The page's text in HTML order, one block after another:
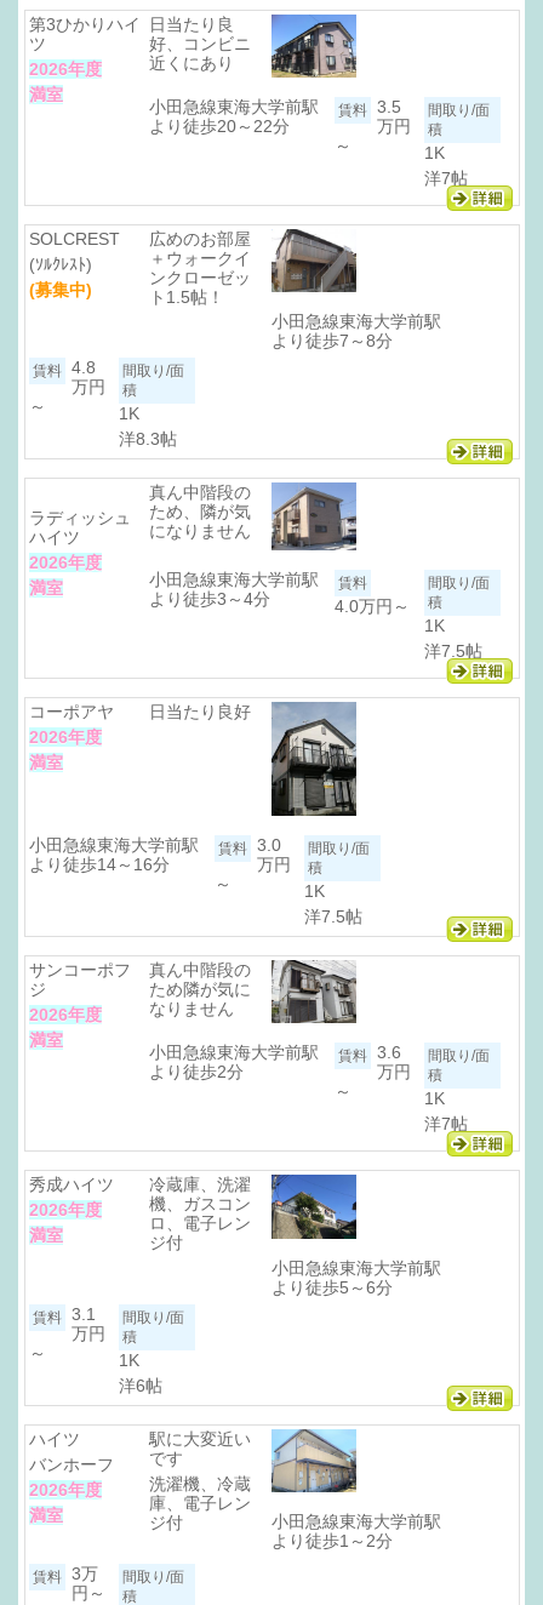
第3ひかりハイ
ツ
2026年度
満室
日当たり良
好、コンビニ
近くにあり
小田急線東海大学前駅
より徒歩20～22分
3.5
万円
～
1K
洋7帖
SOLCREST
(ｿﾙｸﾚｽﾄ)
(募集中)
広めのお部屋
＋ウォークイ
ンクローゼッ
ト1.5帖！
小田急線東海大学前駅
より徒歩7～8分
4.8
万円
～
1K
洋8.3帖
ラディッシュ
ハイツ
2026年度
満室
真ん中階段の
ため、隣が気
になりません
小田急線東海大学前駅
より徒歩3～4分
4.0万円 ～
1K
洋7.5帖
コーポアヤ
2026年度
満室
日当たり良好
小田急線東海大学前駅
より徒歩14～16分
3.0
万円
～
1K
洋7.5帖
サンコーポフ
ジ
2026年度
満室
真ん中階段の
ため隣が気に
なりません
小田急線東海大学前駅
より徒歩2分
3.6
万円
～
1K
洋7帖
秀成ハイツ
2026年度
満室
冷蔵庫、洗濯
機、ガスコン
ロ、電子レン
ジ付
小田急線東海大学前駅
より徒歩5～6分
3.1
万円
～
1K
洋6帖
ハイツ
バンホーフ
2026年度
満室
駅に大変近い
です
洗濯機、冷蔵
庫、電子レン
ジ付
小田急線東海大学前駅
より徒歩1～2分
3万
円～